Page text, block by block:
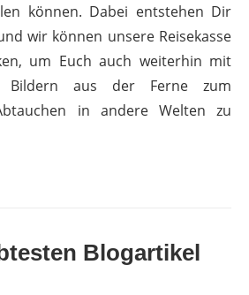
können. Dabei entstehen Dir
wir können unsere Reisekasse
um Euch auch weiterhin mit
Bildern aus der Ferne zum
in andere Welten zu
Blogartikel